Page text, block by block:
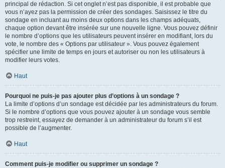
principal de rédaction. Si cet onglet n’est pas disponible, il est probable que
vous n’ayez pas la permission de créer des sondages. Saisissez le titre du
sondage en incluant au moins deux options dans les champs adéquats,
chaque option devant être insérée sur une nouvelle ligne. Vous pouvez définir
le nombre d’options que les utilisateurs peuvent insérer en modifiant, lors du
vote, le nombre des « Options par utilisateur ». Vous pouvez également
spécifier une limite de temps en jours et autoriser ou non les utilisateurs à
modifier leurs votes.
Haut
Pourquoi ne puis-je pas ajouter plus d’options à un sondage ?
La limite d’options d’un sondage est décidée par les administrateurs du forum.
Si le nombre d’options que vous pouvez ajouter à un sondage vous semble
trop restreint, essayez de demander à un administrateur du forum s’il est
possible de l’augmenter.
Haut
Comment puis-je modifier ou supprimer un sondage ?